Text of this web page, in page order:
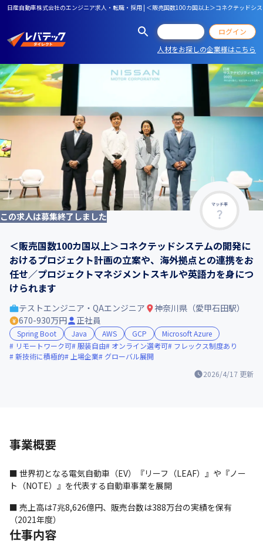
日産自動車株式会社のエンジニア求人・転職・採用 | ＜販売国数100カ国以上＞コネクテッド
ログイン
人材をお探しの企業様はこちら
マッチ率
この求人は募集終了しました
＜販売国数100カ国以上＞コネクテッドシステムの開発に
おけるプロジェクト計画の立案や、海外拠点との連携をお
任せ／プロジェクトマネジメントスキルや英語力を身につ
けられます
2026/4/17 更新
テストエンジニア・QAエンジニア
神奈川県（愛甲石田駅）
670-930万円
正社員
Spring Boot Java AWS GCP
Microsoft Azure
リモートワーク可 服装自由 オンライン選考可
フレックス制度あり
新技術に積極的
上場企業 グローバル展開
事業概要
■ 世界初となる電気自動車（EV）『リーフ（LEAF）』や『ノー
ト（NOTE）』を代表する自動車事業を展開
■ 売上高は7兆8,626億円、販売台数は388万台の実績を保有
（2021年度）
仕事内容